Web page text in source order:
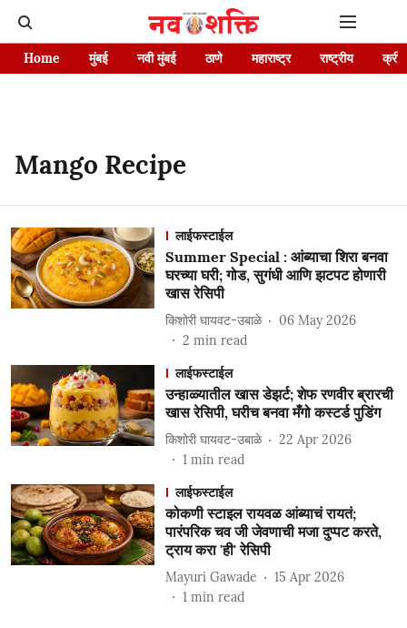
Home मुंबई नवी मुंबई ठाणे महाराष्ट्र राष्ट्रीय
Mango Recipe
लाईफस्टाईल
Summer Special : आंब्याचा शिरा बनवा
घरच्या घरी; गोड, सुगंधी आणि झटपट होणारी
खास रेसिपी
किशोरी घायवट-उबाळे
06 May 2026
2 min read
लाईफस्टाईल
उन्हाळ्यातील खास डेझर्ट; शेफ रणवीर ब्रारची
खास रेसिपी, घरीच बनवा मँगो कस्टर्ड पुडिंग
किशोरी घायवट-उबाळे
22 Apr 2026
1 min read
लाईफस्टाईल
कोकणी स्टाइल रायवळ आंब्याचं रायतं;
पारंपरिक चव जी जेवणाची मजा दुप्पट करते,
ट्राय करा 'ही' रेसिपी
Mayuri Gawade
15 Apr 2026
1 min read